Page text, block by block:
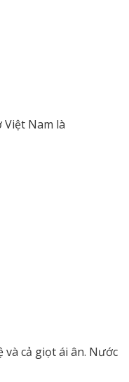
Nam là
cả giọt ái ân. Nước